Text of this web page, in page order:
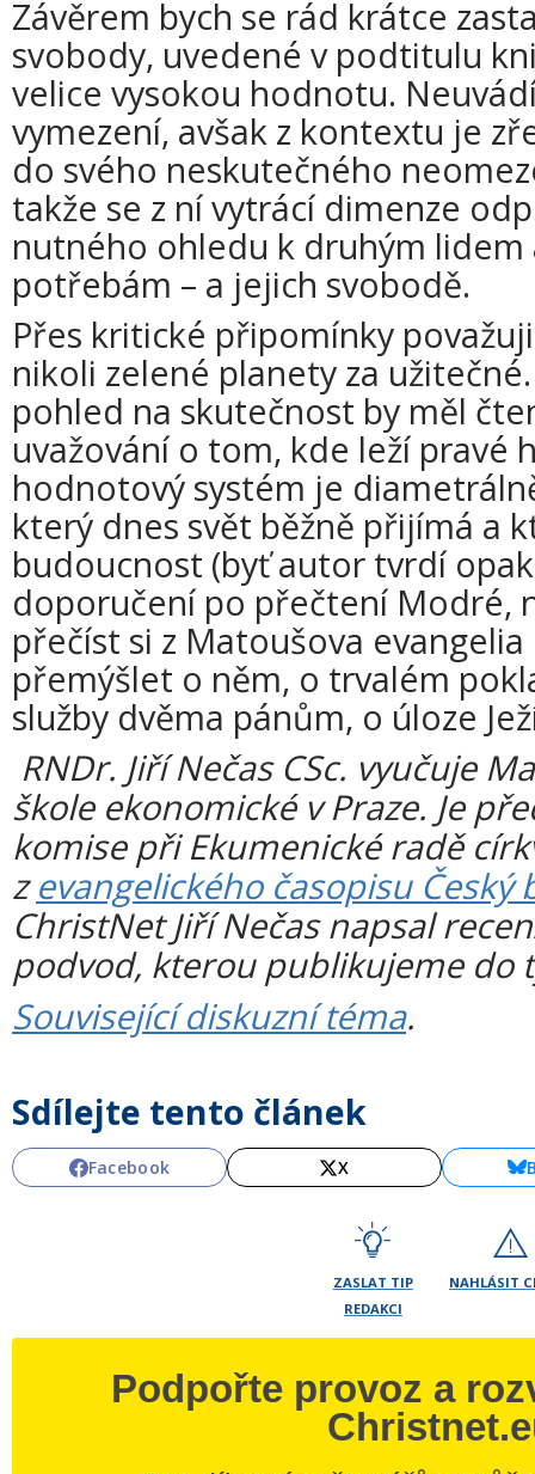
Závěrem bych se rád krátce
svobody, uvedené v podtitulu
velice vysokou hodnotu.
vymezení, avšak z kontextu je
do svého neskutečného
takže se z ní vytrácí dimenze
nutného ohledu k druhým
potřebám – a jejich svobodě.
Přes kritické připomínky
nikoli zelené planety za
pohled na skutečnost by měl
uvažování o tom, kde leží pravé
hodnotový systém je
který dnes svět běžně přijímá a
budoucnost (byť autor tvrdí
doporučení po přečtení Modré,
přečíst si z Matoušova
přemýšlet o něm, o trvalém
služby dvěma pánům, o úloze
RNDr. Jiří Nečas CSc. vyučuje
škole ekonomické v Praze. Je
komise při Ekumenické radě
zevangelického časopisu Český
ChristNet Jiří Nečas napsal
podvod, kterou publikujeme do
Související diskuzní téma.
Sdílejte tento článek
Facebook X
ZASLAT TIP
REDAKCI
NAHLÁSIT